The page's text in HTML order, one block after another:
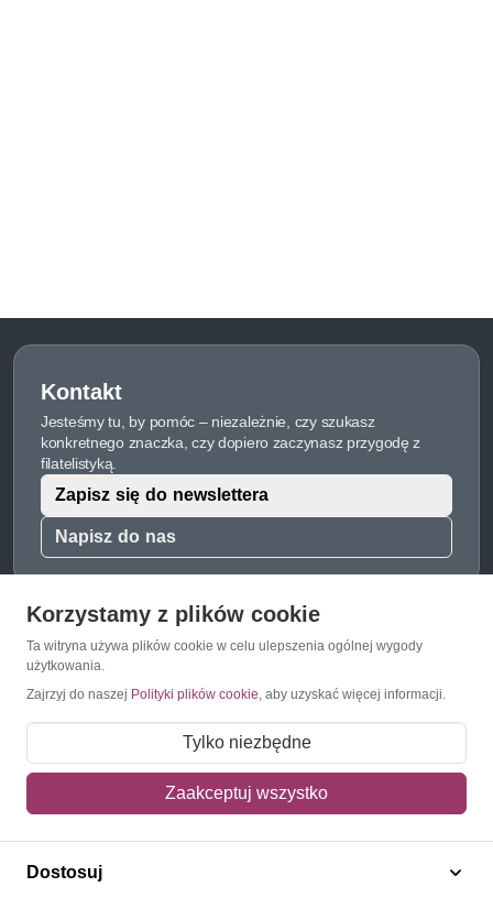
Kontakt
Jesteśmy tu, by pomóc – niezależnie, czy szukasz
konkretnego znaczka, czy dopiero zaczynasz przygodę z
filatelistyką.
Napisz do nas
Zapisz się do newslettera
O Znaczkopol.pl
O nas
Regulamin
Mapa strony
Korzystamy z plików cookie
Ta witryna używa plików cookie w celu ulepszenia ogólnej wygody
użytkowania.
Zajrzyj do naszej Polityki plików cookie, aby uzyskać więcej informacji.
Tylko niezbędne
Zaakceptuj wszystko
Dostosuj